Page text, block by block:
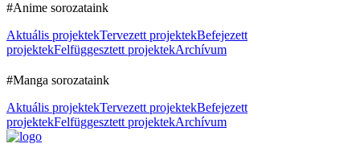
#Anime sorozataink
Aktuális projektekTervezett projektekBefejezett
projektekFelfüggesztett projektekArchívum
#Manga sorozataink
Aktuális projektekTervezett projektekBefejezett
projektekFelfüggesztett projektekArchívum